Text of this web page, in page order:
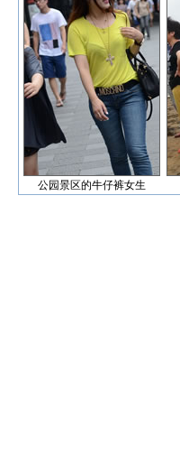
公园景区的牛仔裤女生